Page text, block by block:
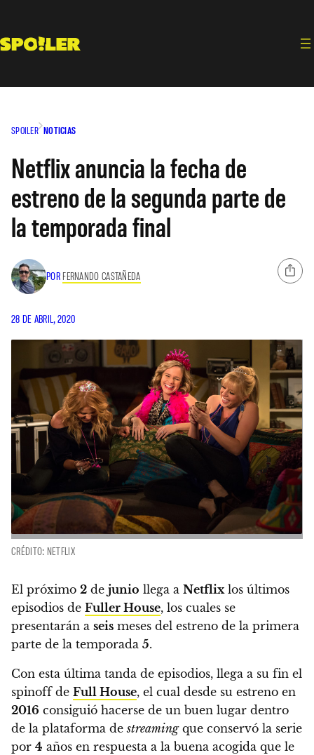
contenido
SPOILER NOTICIAS
Netflix anuncia la fecha de
estreno de la segunda parte de
la temporada final
POR FERNANDO CASTAÑEDA
28 DE ABRIL, 2020
CRÉDITO: NETFLIX
El próximo 2 de junio llega a Netflixlos últimos
episodios de Fuller House, los cuales se
presentarán a seis meses del estreno de la primera
parte de la temporada 5.
Con esta última tanda de episodios, llega a su fin el
spinoff de Full House, el cual desde su estreno en
2016 consiguió hacerse de un buen lugar dentro
de la plataforma destreamingque conservó la serie
por 4 años en respuesta a la buena acogida que le